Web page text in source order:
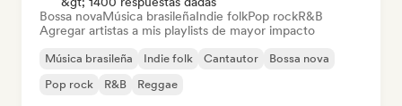
Bossa novaMúsica brasileñaIndie folkPop rockR&B
Agregar artistas a mis playlists de mayor impacto
Música brasileña Indie folk Cantautor
Bossa nova
Pop rock
R&B Reggae